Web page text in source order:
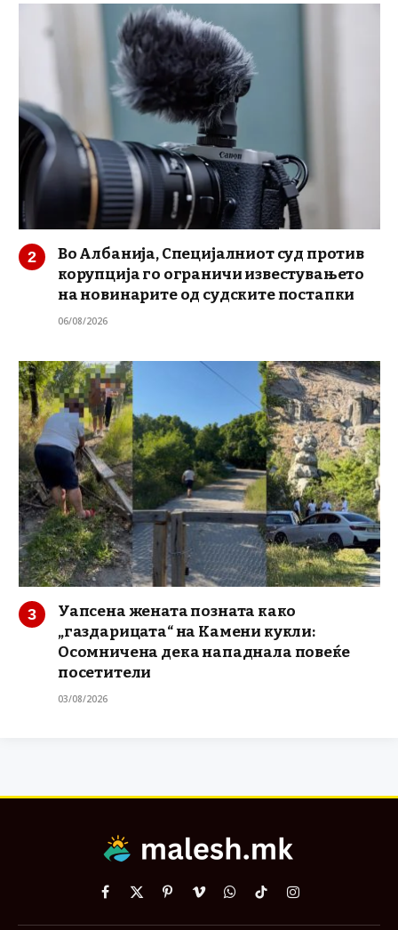
Во Албанија, Специјалниот суд против
корупција го ограничи известувањето
на новинарите од судските постапки
06/08/2026
Уапсена жената позната како
„газдарицата“ на Камени кукли:
Осомничена дека нападнала повеќе
посетители
03/08/2026
Facebook
X
PinterestVimeoWhatsApp
TikTokInstagram